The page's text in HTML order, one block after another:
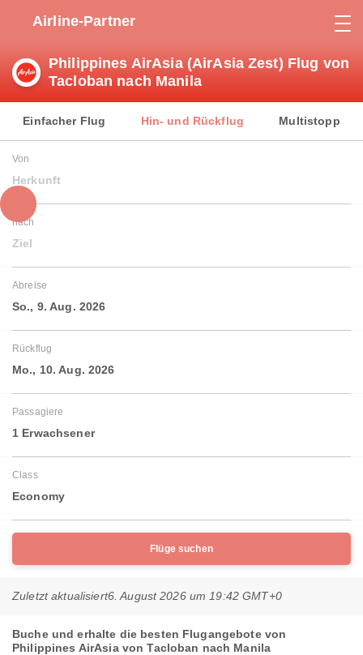
Airline-Partner
Philippines AirAsia (AirAsia Zest) Flug von
Tacloban nach Manila
Einfacher Flug Hin- und Rückflug Multistopp
Von
Herkunft
nach
Ziel
Abreise
So., 9. Aug. 2026
Rückflug
Mo., 10. Aug. 2026
Passagiere
1 Erwachsener
Class
Economy
Flüge suchen
Zuletzt aktualisiert6. August 2026 um 19:42 GMT+0
Buche und erhalte die besten Flugangebote von
Philippines AirAsia von Tacloban nach Manila